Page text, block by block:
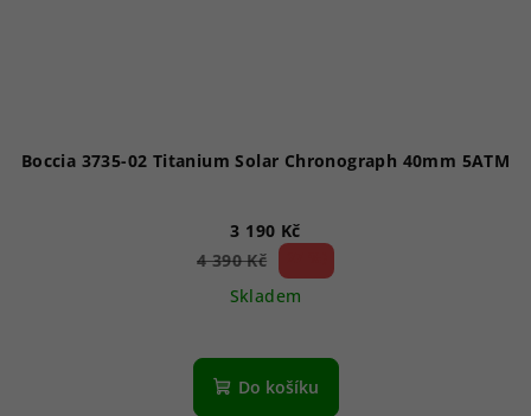
Boccia 3735-02 Titanium Solar Chronograph 40mm 5ATM
3 190 Kč
4 390 Kč
Skladem
Do košíku